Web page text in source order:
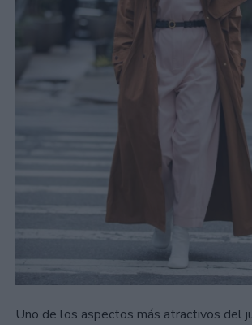
Uno de los aspectos más atractivos del